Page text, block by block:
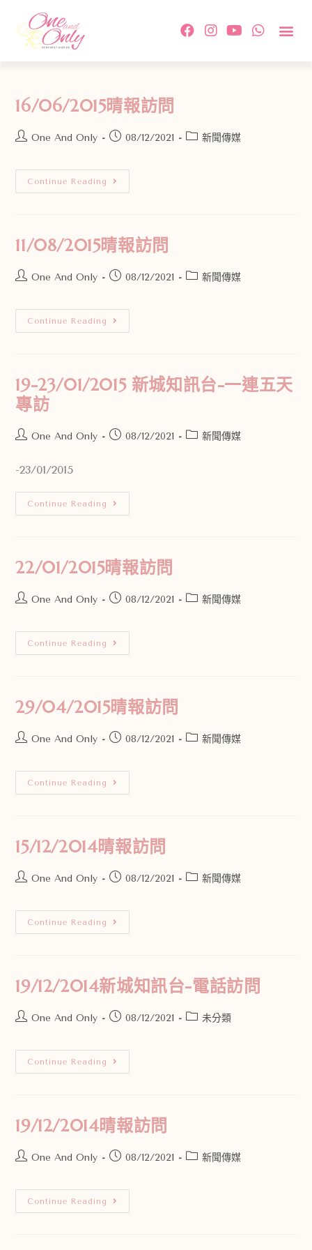
16/06/2015晴報訪問
One And Only 08/12/2021 新聞傳媒
Continue Reading
11/08/2015晴報訪問
One And Only 08/12/2021 新聞傳媒
Continue Reading
19-23/01/2015 新城知訊台-一連五天
專訪
One And Only 08/12/2021 新聞傳媒
-23/01/2015
Continue Reading
22/01/2015晴報訪問
One And Only 08/12/2021 新聞傳媒
Continue Reading
29/04/2015晴報訪問
One And Only 08/12/2021 新聞傳媒
Continue Reading
15/12/2014晴報訪問
One And Only 08/12/2021 新聞傳媒
Continue Reading
19/12/2014新城知訊台-電話訪問
One And Only 08/12/2021 未分類
Continue Reading
19/12/2014晴報訪問
One And Only 08/12/2021 新聞傳媒
Continue Reading